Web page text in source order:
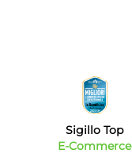
Sigillo Top
E-Commerce